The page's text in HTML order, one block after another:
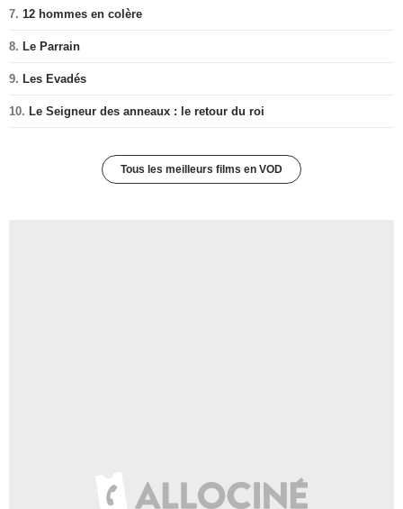
7. 12 hommes en colère
8. Le Parrain
9. Les Evadés
10. Le Seigneur des anneaux : le retour du roi
Tous les meilleurs films en VOD